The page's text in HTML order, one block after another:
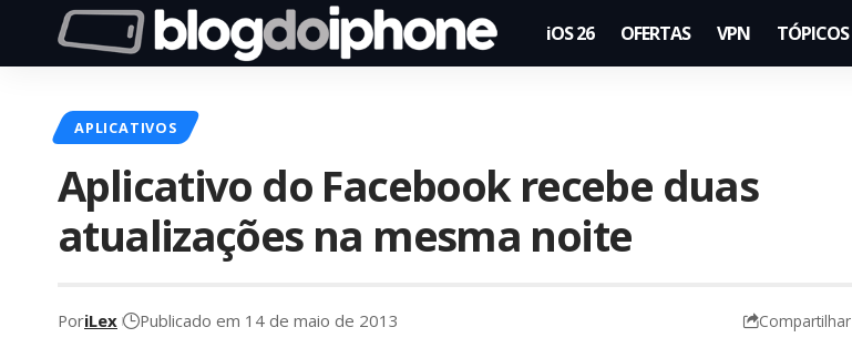
iOS 26 OFERTAS VPN TÓPICOS
APLICATIVOS
Aplicativo do Facebook recebe duas
atualizações na mesma noite
PoriLex Publicado em 14 de maio de 2013 Compartilhar